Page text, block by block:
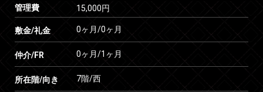
管理費 15,000円
敷金/礼金 0ヶ月/0ヶ月
仲介/FR 0ヶ月/1ヶ月
所在階/向き 7階/西